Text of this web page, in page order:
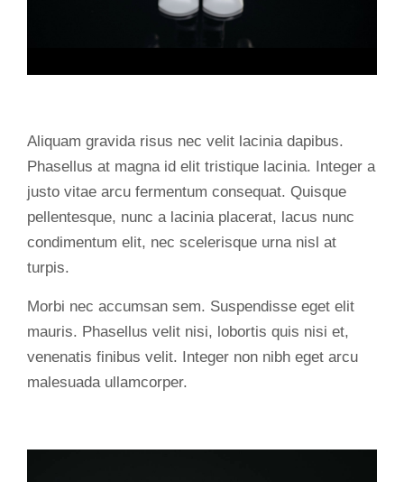
Aliquam gravida risus nec velit lacinia dapibus.
Phasellus at magna id elit tristique lacinia. Integer a
justo vitae arcu fermentum consequat. Quisque
pellentesque, nunc a lacinia placerat, lacus nunc
condimentum elit, nec scelerisque urna nisl at
turpis.
Morbi nec accumsan sem. Suspendisse eget elit
mauris. Phasellus velit nisi, lobortis quis nisi et,
venenatis finibus velit. Integer non nibh eget arcu
malesuada ullamcorper.